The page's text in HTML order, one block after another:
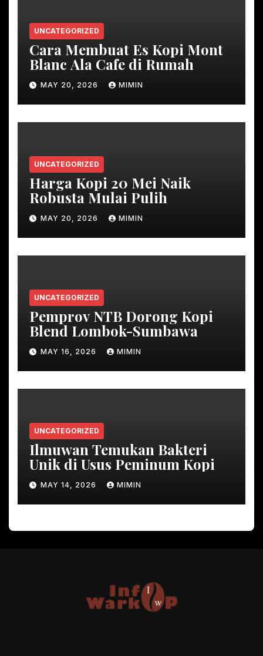
UNCATEGORIZED
Cara Membuat Es Kopi Mont
Blanc Ala Cafe di Rumah
MAY 20, 2026 MIMIN
UNCATEGORIZED
Harga Kopi 20 Mei Naik
Robusta Mulai Pulih
MAY 20, 2026 MIMIN
UNCATEGORIZED
Pemprov NTB Dorong Kopi
Blend Lombok-Sumbawa
MAY 16, 2026 MIMIN
UNCATEGORIZED
Ilmuwan Temukan Bakteri
Unik di Usus Peminum Kopi
MAY 14, 2026 MIMIN